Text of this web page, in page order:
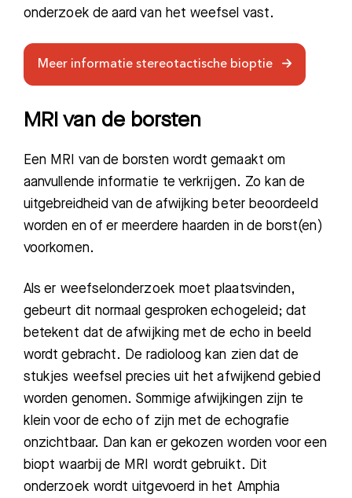
Zoeken
Meest gezocht:
Bezoektijden
Afspraak maken
Afdelingen
onderzoek de aard van het weefsel vast.
Meer informatie stereotactische bioptie
MRI van de borsten
Een MRI van de borsten wordt gemaakt om
aanvullende informatie te verkrijgen. Zo kan de
uitgebreidheid van de afwijking beter beoordeeld
worden en of er meerdere haarden in de borst(en)
voorkomen.
Als er weefselonderzoek moet plaatsvinden,
gebeurt dit normaal gesproken echogeleid; dat
betekent dat de afwijking met de echo in beeld
wordt gebracht. De radioloog kan zien dat de
stukjes weefsel precies uit het afwijkend gebied
worden genomen. Sommige afwijkingen zijn te
klein voor de echo of zijn met de echografie
onzichtbaar. Dan kan er gekozen worden voor een
biopt waarbij de MRI wordt gebruikt. Dit
onderzoek wordt uitgevoerd in het Amphia